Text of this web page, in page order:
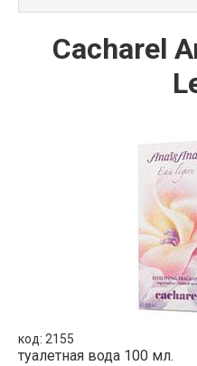
Cacharel
код: 2155
туалетная вода 100 мл.